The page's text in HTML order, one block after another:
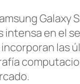
Galaxy
intensa en el
las